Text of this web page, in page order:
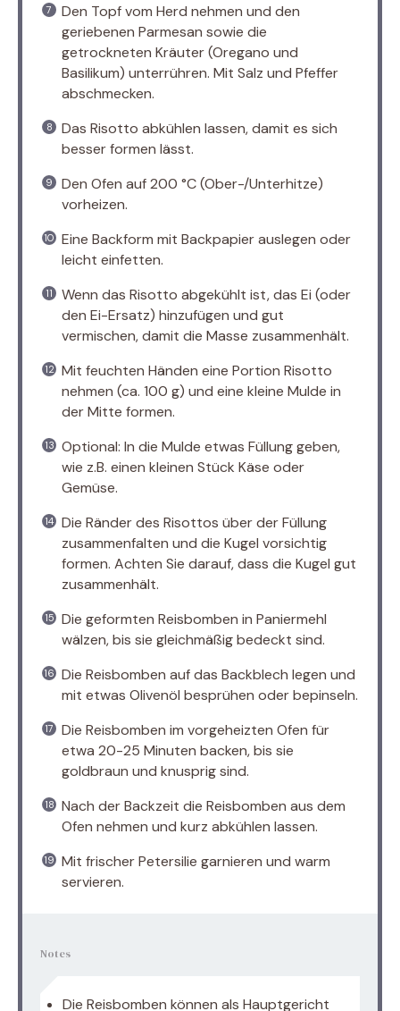
Den Topf vom Herd nehmen und den
geriebenen Parmesan sowie die
getrockneten Kräuter (Oregano und
Basilikum) unterrühren. Mit Salz und Pfeffer
abschmecken.
Das Risotto abkühlen lassen, damit es sich
besser formen lässt.
Den Ofen auf 200 °C (Ober-/Unterhitze)
vorheizen.
Eine Backform mit Backpapier auslegen oder
leicht einfetten.
Wenn das Risotto abgekühlt ist, das Ei (oder
den Ei-Ersatz) hinzufügen und gut
vermischen, damit die Masse zusammenhält.
Mit feuchten Händen eine Portion Risotto
nehmen (ca. 100 g) und eine kleine Mulde in
der Mitte formen.
Optional: In die Mulde etwas Füllung geben,
wie z.B. einen kleinen Stück Käse oder
Gemüse.
Die Ränder des Risottos über der Füllung
zusammenfalten und die Kugel vorsichtig
formen. Achten Sie darauf, dass die Kugel gut
zusammenhält.
Die geformten Reisbomben in Paniermehl
wälzen, bis sie gleichmäßig bedeckt sind.
Die Reisbomben auf das Backblech legen und
mit etwas Olivenöl besprühen oder bepinseln.
Die Reisbomben im vorgeheizten Ofen für
etwa 20-25 Minuten backen, bis sie
goldbraun und knusprig sind.
Nach der Backzeit die Reisbomben aus dem
Ofen nehmen und kurz abkühlen lassen.
Mit frischer Petersilie garnieren und warm
servieren.
Notes
Die Reisbomben können als Hauptgericht